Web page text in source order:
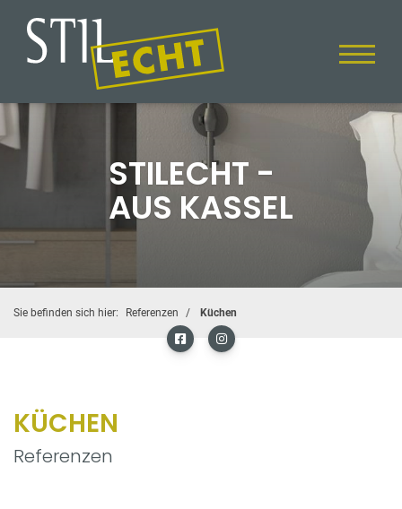
STILECHT -
AUS KASSEL
Sie befinden sich hier: Referenzen Küchen
KÜCHEN
Referenzen